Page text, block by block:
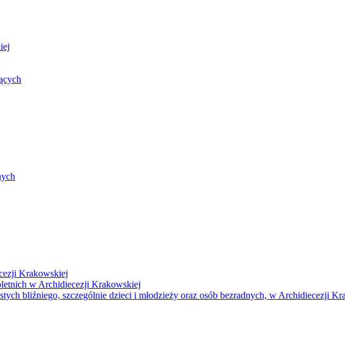
Krakowskiej
w Archidiecezji Krakowskiej
bliźniego, szczególnie dzieci i młodzieży oraz osób bezradnych, w Archidiecezji